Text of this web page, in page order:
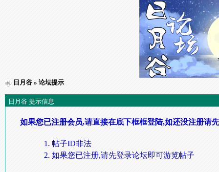
日月谷» 论坛提示
日月谷 提示信息
如果您已注册会员,请直接在底下框框登陆,如还没注册请
帖子ID非法
如果您已注册,请先登录论坛即可游览帖子